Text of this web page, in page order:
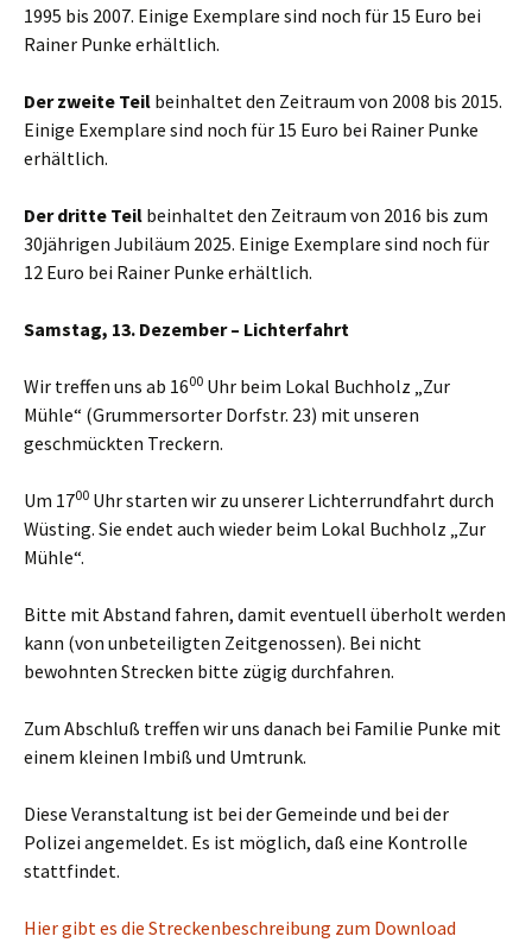
1995 bis 2007. Einige Exemplare sind noch für 15 Euro bei
Rainer Punke erhältlich.
Der zweite Teil beinhaltet den Zeitraum von 2008 bis 2015.
Einige Exemplare sind noch für 15 Euro bei Rainer Punke
erhältlich.
Der dritte Teil beinhaltet den Zeitraum von 2016 bis zum
30jährigen Jubiläum 2025. Einige Exemplare sind noch für
12 Euro bei Rainer Punke erhältlich.
Samstag, 13. Dezember – Lichterfahrt
Wir treffen uns ab 1600 Uhr beim Lokal Buchholz „Zur
Mühle“ (Grummersorter Dorfstr. 23) mit unseren
geschmückten Treckern.
Um 1700 Uhr starten wir zu unserer Lichterrundfahrt durch
Wüsting. Sie endet auch wieder beim Lokal Buchholz „Zur
Mühle“.
Bitte mit Abstand fahren, damit eventuell überholt werden
kann (von unbeteiligten Zeitgenossen). Bei nicht
bewohnten Strecken bitte zügig durchfahren.
Zum Abschluß treffen wir uns danach bei Familie Punke mit
einem kleinen Imbiß und Umtrunk.
Diese Veranstaltung ist bei der Gemeinde und bei der
Polizei angemeldet. Es ist möglich, daß eine Kontrolle
stattfindet.
Hier gibt es die Streckenbeschreibung zum Download